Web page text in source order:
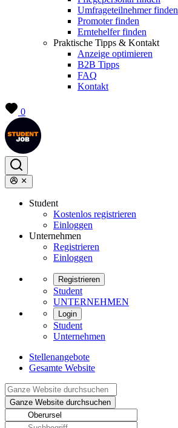
Umfrageteilnehmer finden
Promoter finden
Erntehelfer finden
Praktische Tipps & Kontakt
Anzeige optimieren
B2B Tipps
FAQ
Kontakt
0
Student
Kostenlos registrieren
Einloggen
Unternehmen
Registrieren
Einloggen
Registrieren
Student
UNTERNEHMEN
Login
Student
Unternehmen
Stellenangebote
Gesamte Website